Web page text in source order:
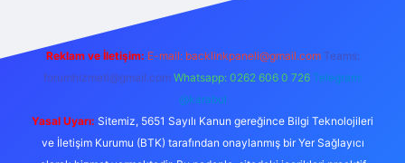
Reklam ve İletişim: E-mail: backlinkpaneli@gmail.com Teams:
forumhizmeti@gmail.com Whatsapp: 0262 606 0 726 Telegram:
@karabul
Yasal Uyarı: Sitemiz, 5651 Sayılı Kanun gereğince Bilgi Teknolojileri
ve İletişim Kurumu (BTK) tarafından onaylanmış bir Yer Sağlayıcı